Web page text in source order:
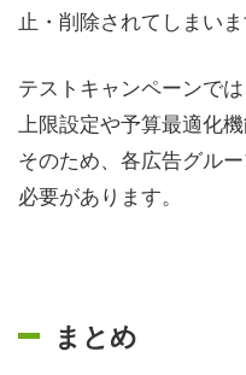
止・削除されてしまいま
テストキャンペーンで
上限設定や予算最適化
そのため、各広告グル
必要があります。
まとめ